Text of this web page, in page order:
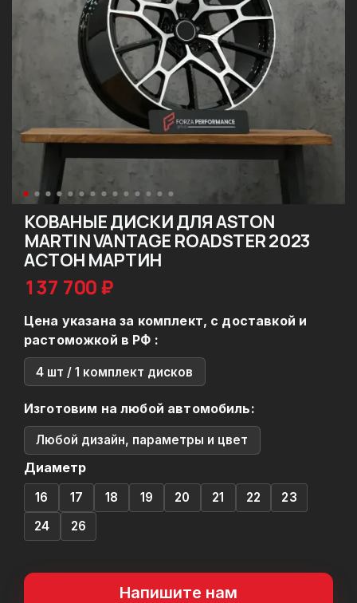
КОВАНЫЕ ДИСКИ ДЛЯ ASTON
MARTIN VANTAGE ROADSTER 2023
АСТОН МАРТИН
137 700 ₽
Цена указана за комплект, с доставкой и
растоможкой в РФ :
4 шт / 1 комплект дисков
Изготовим на любой автомобиль:
Любой дизайн, параметры и цвет
Диаметр
16 17 18 19 20 21 22
23
24
26
Напишите нам